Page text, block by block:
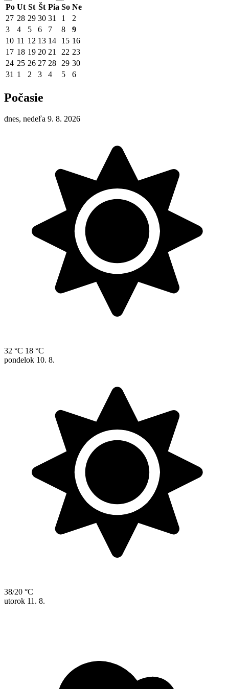
Po Ut St Št Pia So Ne
27 28 29 30 31 1
2
3
4 5 6 7 8
9
10 11 12 13 14 15 16
17 18 19 20 21 22 23
24 25 26 27 28 29 30
31 1 2 3 4 5 6
Počasie
dnes, nedeľa 9. 8. 2026
32 °C 18 °C
pondelok 10. 8.
38/20 °C
utorok 11. 8.